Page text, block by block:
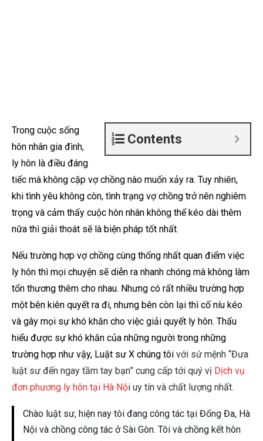
Contents
Trong cuộc sống
hôn nhân gia đình,
ly hôn là điều đáng
tiếc mà không cặp vợ chồng nào muốn xảy ra. Tuy nhiên,
khi tình yêu không còn, tình trạng vợ chồng trở nên nghiêm
trọng và cảm thấy cuộc hôn nhân không thể kéo dài thêm
nữa thì giải thoát sẽ là biện pháp tốt nhất.
Nếu trường hợp vợ chồng cùng thống nhất quan điểm việc
ly hôn thì mọi chuyện sẽ diễn ra nhanh chóng mà không làm
tổn thương thêm cho nhau. Nhưng có rất nhiều trường hợp
một bên kiên quyết ra đi, nhưng bên còn lại thì cố níu kéo
và gây mọi sự khó khăn cho việc giải quyết ly hôn. Thấu
hiểu được sự khó khăn của những người trong những
trường hợp như vậy, Luật sư X chúng tôi với sứ mệnh “Đưa
luật sư đến ngay tầm tay bạn” cung cấp tới quý vị Dịch vụ
đơn phương ly hôn tại Hà Nội uy tín và chất lượng nhất.
Chào luật sư, hiện nay tôi đang công tác tại Đống Đa, Hà
Nội và chồng công tác ở Sài Gòn. Tôi và chồng kết hôn